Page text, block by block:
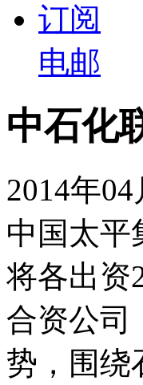
订阅
电邮
中石化
2014年
中国太平
将各出资
合资公司
势，围绕